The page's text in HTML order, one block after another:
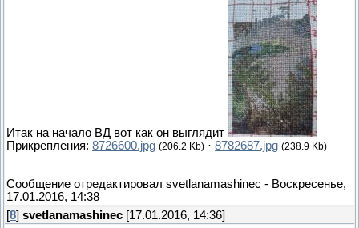
Итак на начало ВД вот как он выглядит
Прикрепления: 8726600.jpg (206.2 Kb) · 8782687.jpg (238.9 Kb)
Сообщение отредактировал svetlanamashinec - Воскресенье,
17.01.2016, 14:38
[8] svetlanamashinec [17.01.2016, 14:36]